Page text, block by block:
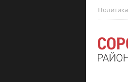
Политика